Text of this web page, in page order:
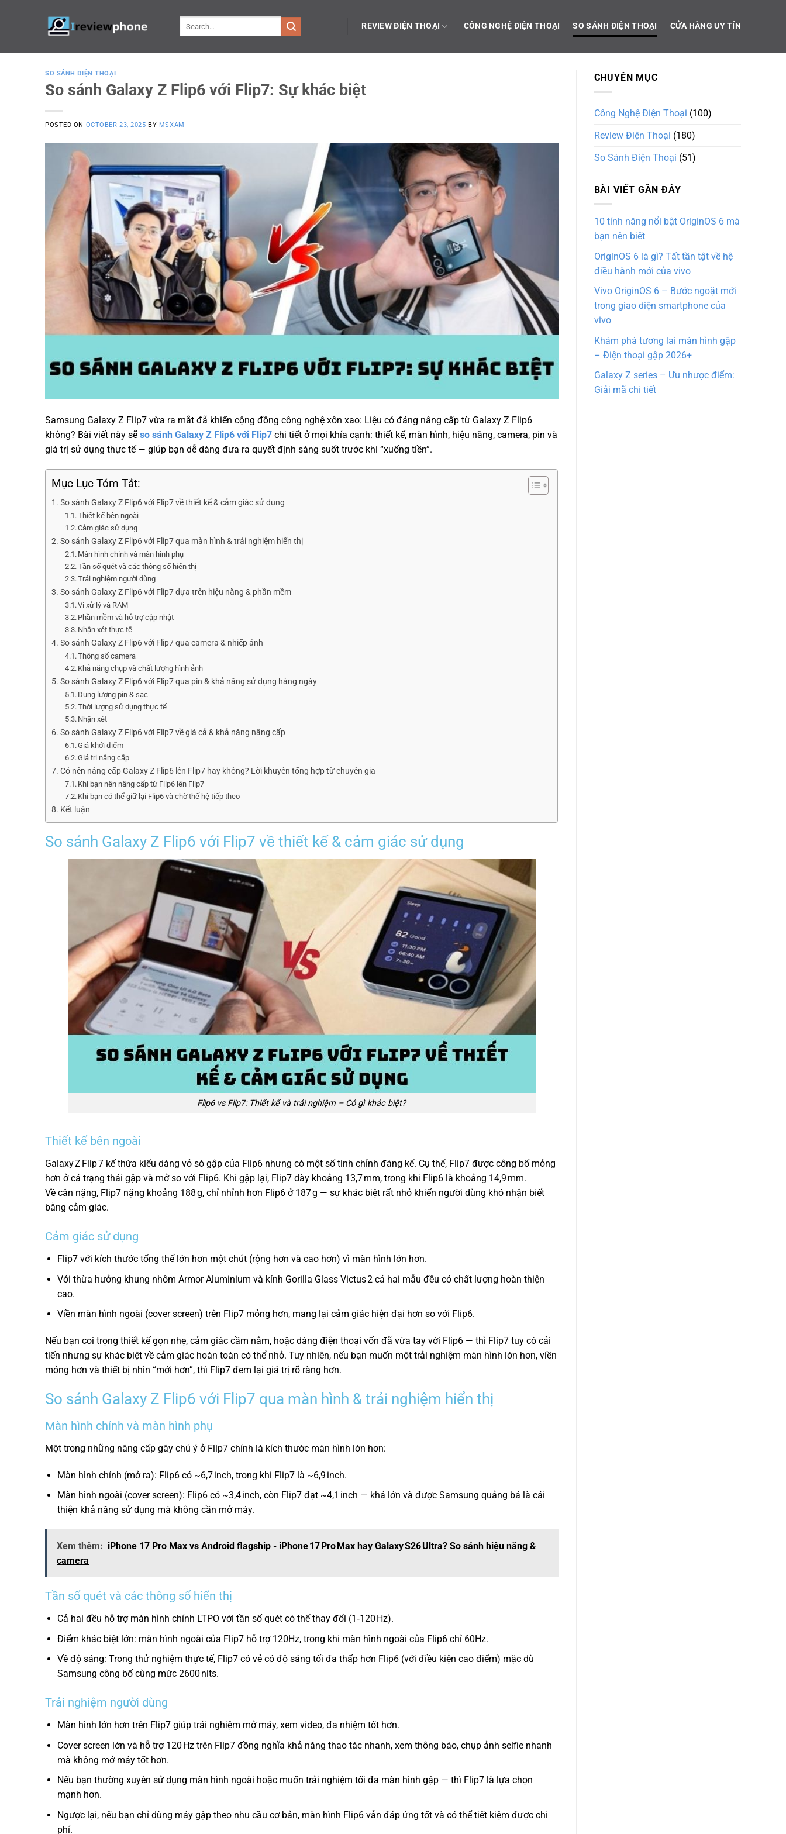
REVIEW ĐIỆN THOẠI CÔNG NGHỆ ĐIỆN THOẠI SO SÁNH ĐIỆN THOẠI CỬA HÀNG UY TÍN
SO SÁNH ĐIỆN THOẠI
So sánh Galaxy Z Flip6 với Flip7: Sự khác biệt
POSTED ON OCTOBER 23, 2025 BY MSXAM
Samsung Galaxy Z Flip7 vừa ra mắt đã khiến cộng đồng công nghệ xôn xao: Liệu có đáng nâng cấp từ Galaxy Z Flip6
không? Bài viết này sẽ so sánh Galaxy Z Flip6 với Flip7 chi tiết ở mọi khía cạnh: thiết kế, màn hình, hiệu năng, camera, pin và
giá trị sử dụng thực tế — giúp bạn dễ dàng đưa ra quyết định sáng suốt trước khi “xuống tiền”.
Mục Lục Tóm Tắt:
So sánh Galaxy Z Flip6 với Flip7 về thiết kế & cảm giác sử dụng
Thiết kế bên ngoài
Cảm giác sử dụng
So sánh Galaxy Z Flip6 với Flip7 qua màn hình & trải nghiệm hiển thị
Màn hình chính và màn hình phụ
Tần số quét và các thông số hiển thị
Trải nghiệm người dùng
So sánh Galaxy Z Flip6 với Flip7 dựa trên hiệu năng & phần mềm
Vi xử lý và RAM
Phần mềm và hỗ trợ cập nhật
Nhận xét thực tế
So sánh Galaxy Z Flip6 với Flip7 qua camera & nhiếp ảnh
Thông số camera
Khả năng chụp và chất lượng hình ảnh
So sánh Galaxy Z Flip6 với Flip7 qua pin & khả năng sử dụng hàng ngày
Dung lượng pin & sạc
Thời lượng sử dụng thực tế
Nhận xét
So sánh Galaxy Z Flip6 với Flip7 về giá cả & khả năng nâng cấp
Giá khởi điểm
Giá trị nâng cấp
Có nên nâng cấp Galaxy Z Flip6 lên Flip7 hay không? Lời khuyên tổng hợp từ chuyên gia
Khi bạn nên nâng cấp từ Flip6 lên Flip7
Khi bạn có thể giữ lại Flip6 và chờ thế hệ tiếp theo
Kết luận
So sánh Galaxy Z Flip6 với Flip7 về thiết kế & cảm giác sử dụng
Flip6 vs Flip7: Thiết kế và trải nghiệm – Có gì khác biệt?
Thiết kế bên ngoài
Galaxy Z Flip 7 kế thừa kiểu dáng vỏ sò gập của Flip6 nhưng có một số tinh chỉnh đáng kể. Cụ thể, Flip7 được công bố mỏng
hơn ở cả trạng thái gập và mở so với Flip6. Khi gập lại, Flip7 dày khoảng 13,7 mm, trong khi Flip6 là khoảng 14,9 mm.
Về cân nặng, Flip7 nặng khoảng 188 g, chỉ nhỉnh hơn Flip6 ở 187 g — sự khác biệt rất nhỏ khiến người dùng khó nhận biết
bằng cảm giác.
Cảm giác sử dụng
Flip7 với kích thước tổng thể lớn hơn một chút (rộng hơn và cao hơn) vì màn hình lớn hơn.
Với thừa hưởng khung nhôm Armor Aluminium và kính Gorilla Glass Victus 2 cả hai mẫu đều có chất lượng hoàn thiện
cao.
Viền màn hình ngoài (cover screen) trên Flip7 mỏng hơn, mang lại cảm giác hiện đại hơn so với Flip6.
Nếu bạn coi trọng thiết kế gọn nhẹ, cảm giác cầm nắm, hoặc dáng điện thoại vốn đã vừa tay với Flip6 — thì Flip7 tuy có cải
tiến nhưng sự khác biệt về cảm giác hoàn toàn có thể nhỏ. Tuy nhiên, nếu bạn muốn một trải nghiệm màn hình lớn hơn, viền
mỏng hơn và thiết bị nhìn “mới hơn”, thì Flip7 đem lại giá trị rõ ràng hơn.
So sánh Galaxy Z Flip6 với Flip7 qua màn hình & trải nghiệm hiển thị
Màn hình chính và màn hình phụ
Một trong những nâng cấp gây chú ý ở Flip7 chính là kích thước màn hình lớn hơn:
Màn hình chính (mở ra): Flip6 có ~6,7 inch, trong khi Flip7 là ~6,9 inch.
Màn hình ngoài (cover screen): Flip6 có ~3,4 inch, còn Flip7 đạt ~4,1 inch — khá lớn và được Samsung quảng bá là cải
thiện khả năng sử dụng mà không cần mở máy.
Xem thêm: iPhone 17 Pro Max vs Android flagship - iPhone 17 Pro Max hay Galaxy S26 Ultra? So sánh hiệu năng &
camera
Tần số quét và các thông số hiển thị
Cả hai đều hỗ trợ màn hình chính LTPO với tần số quét có thể thay đổi (1‑120 Hz).
Điểm khác biệt lớn: màn hình ngoài của Flip7 hỗ trợ 120Hz, trong khi màn hình ngoài của Flip6 chỉ 60Hz.
Về độ sáng: Trong thử nghiệm thực tế, Flip7 có vẻ có độ sáng tối đa thấp hơn Flip6 (với điều kiện cao điểm) mặc dù
Samsung công bố cùng mức 2600 nits.
Trải nghiệm người dùng
Màn hình lớn hơn trên Flip7 giúp trải nghiệm mở máy, xem video, đa nhiệm tốt hơn.
Cover screen lớn và hỗ trợ 120 Hz trên Flip7 đồng nghĩa khả năng thao tác nhanh, xem thông báo, chụp ảnh selfie nhanh
mà không mở máy tốt hơn.
Nếu bạn thường xuyên sử dụng màn hình ngoài hoặc muốn trải nghiệm tối đa màn hình gập — thì Flip7 là lựa chọn
mạnh hơn.
Ngược lại, nếu bạn chỉ dùng máy gập theo nhu cầu cơ bản, màn hình Flip6 vẫn đáp ứng tốt và có thể tiết kiệm được chi
phí.
CHUYÊN MỤC
Công Nghệ Điện Thoại (100)
Review Điện Thoại (180)
So Sánh Điện Thoại (51)
BÀI VIẾT GẦN ĐÂY
10 tính năng nổi bật OriginOS 6 mà
bạn nên biết
OriginOS 6 là gì? Tất tần tật về hệ
điều hành mới của vivo
Vivo OriginOS 6 – Bước ngoặt mới
trong giao diện smartphone của
vivo
Khám phá tương lai màn hình gập
– Điện thoại gập 2026+
Galaxy Z series – Ưu nhược điểm:
Giải mã chi tiết